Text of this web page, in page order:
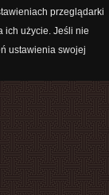
przeglądarki
ich użycie. Jeśli nie
ustawienia swojej